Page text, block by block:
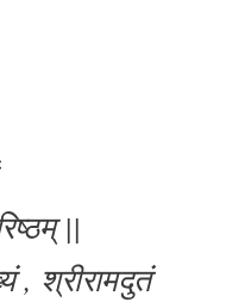
||
, श्रीरामदुतं